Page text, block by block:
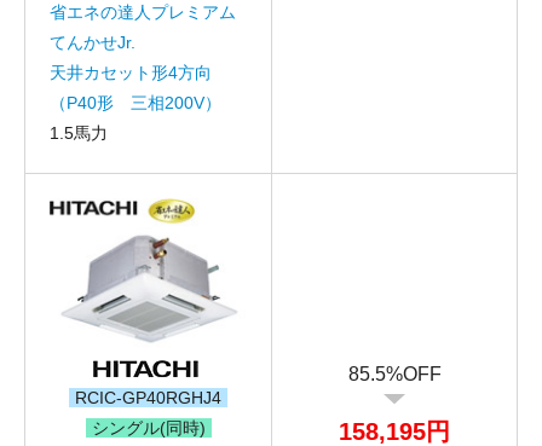
省エネの達人プレミアム
てんかせJr.
天井カセット形4方向
（P40形 三相200V）
1.5馬力
RCIC-GP40RGHJ4
シングル(同時)
85.5%OFF
158,195円